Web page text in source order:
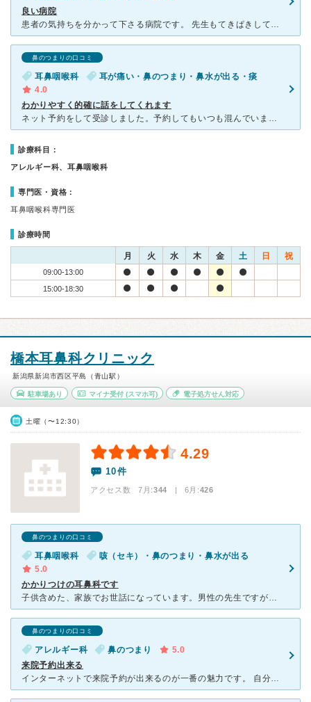
良い病院
患者の気持ちを分かって下さる病院です。 先生もてきぱきしていて、とても良いです。 治療に我慢する息子に、ありがとうと言って下さいました。また、薬剤師の方もすごく良い方で薬が効かない時は遠慮なくいら
鼻のつまりの口コミ
耳鼻咽喉科
耳が痛い・鼻のつまり・鼻水が出る・痰
4.0
わかりやすく的確に話をしてくれます
ネット予約をして受診しました。予約してもいつも混んでいます。先生は外国の方ですが、わかりやすく的確に説明をしてくれ、薬を処方する理由や処置の理由もきちんと話してくれるのでとても信頼できます。 受付の
診療科目：
アレルギー科、耳鼻咽喉科
専門医・資格：
耳鼻咽喉科専門医
診療時間
月 火 水 木 金 土 日 祝
09:00-13:00
15:00-18:30
橋本耳鼻科クリニック
新潟県新潟市西区平島（青山駅）
駐車場あり マイナ受付(スマホ可) 電子処方せん対応
土曜（〜12:30）
4.29
10件
アクセス数 7月:344 | 6月:426
鼻のつまりの口コミ
耳鼻咽喉科
咳（セキ）・鼻のつまり・鼻水が出る
5.0
かかりつけの耳鼻科です
子供含めた、家族でお世話になっています。男性の先生ですが、優しく穏やかな雰囲気で、話も聞いてくださいますし、子供の事もよく覚えてくださっています。看護師さんも皆様雰囲気が良く、優しく頼りになる感じです
鼻のつまりの口コミ
アレルギー科 鼻のつまり
5.0
来院予約出来る
インターネットで来院予約が出来るのが一番の魅力です。 自分の順番まであと何人かということもインターネットで確認出来るので時間に合わせて家を出れば良いので病院で待たずに済みます。 新しい病院